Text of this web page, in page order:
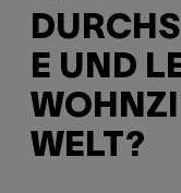
E UND
WELT?